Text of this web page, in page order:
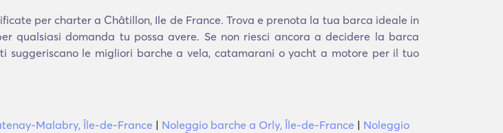
per charter a Châtillon, Ile de France. Trova e prenota la tua barca ideale in
qualsiasi domanda tu possa avere. Se non riesci ancora a decidere la barca
le migliori barche a vela, catamarani o yacht a motore per il tuo
Malabry, Île-de-France | Noleggio barche a Orly, Île-de-France | Noleggio